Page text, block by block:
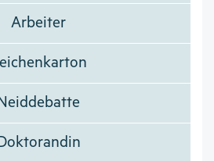
Arbeiter